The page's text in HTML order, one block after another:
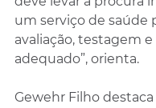
um serviço de saúde
avaliação, testagem
adequado”, orienta.
Gewehr Filho